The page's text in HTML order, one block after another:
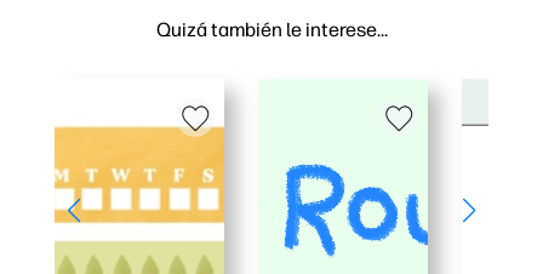
Quizá también le interese…